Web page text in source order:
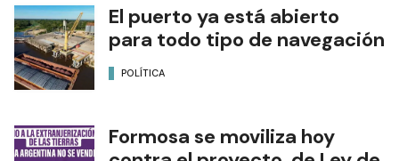
El puerto ya está abierto
para todo tipo de navegación